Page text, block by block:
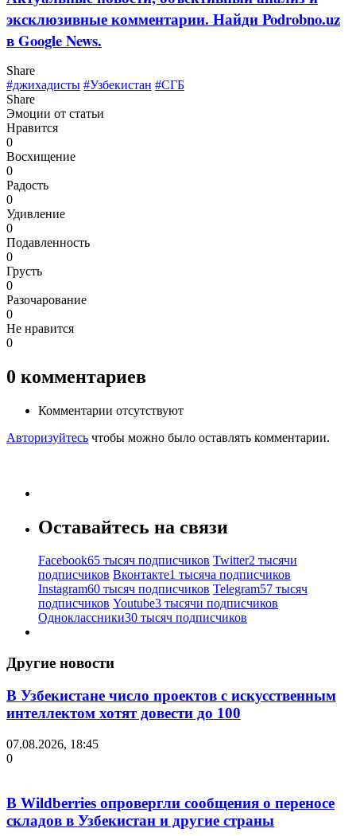
эксклюзивные комментарии. Найди Podrobno.uz
в Google News.
Share
#джихадисты #Узбекистан #СГБ
Share
Эмоции от статьи
Нравится
0
Восхищение
0
Радость
0
Удивление
0
Подавленность
0
Грусть
0
Разочарование
0
Не нравится
0
0 комментариев
Комментарии отсутствуют
Авторизуйтесь чтобы можно было оставлять комментарии.
Оставайтесь на связи
Facebook65 тысяч подписчиков Twitter2 тысячи
подписчиков Вконтакте1 тысяча подписчиков
Instagram60 тысяч подписчиков Telegram57 тысяч
подписчиков Youtube3 тысячи подписчиков
Одноклассники30 тысяч подписчиков
Другие новости
В Узбекистане число проектов с искусственным
интеллектом хотят довести до 100
07.08.2026, 18:45
0
В Wildberries опровергли сообщения о переносе
складов в Узбекистан и другие страны